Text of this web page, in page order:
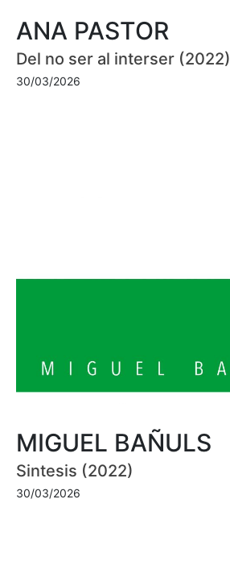
ANA PASTOR
Del no ser al interser (2022)
30/03/2026
MIGUEL BAÑULS
Sintesis (2022)
30/03/2026